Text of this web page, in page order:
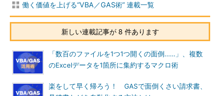
働く価値を上げる“VBA／GAS術” 連載一覧
新しい連載記事が 8 件あります
「数百のファイルを1つ1つ開くの面倒……」、複数
のExcelデータを1箇所に集約するマクロ術
楽をして早く帰ろう！ GASで面倒くさい請求書、